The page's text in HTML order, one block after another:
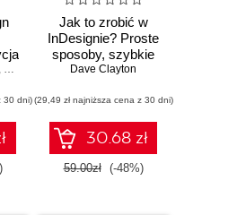
, Tina DeJarld
30 dni)
Jak to zrobić w
InDesignie? Proste
sposoby, szybkie
efekty
Dave Clayton
(29,49 zł najniższa cena z 30 dni)
30.68 zł
59.00zł (-48%)